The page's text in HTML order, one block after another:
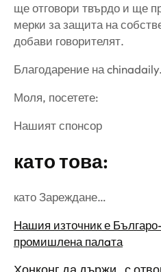
ще отговори твърдо и ще
мерки за защита на
добави говорителят.
Благодарение на
Моля, посетете:
Нашият спонсор
като това:
като Зареждане…
Нашия източник е
промишлена палaта